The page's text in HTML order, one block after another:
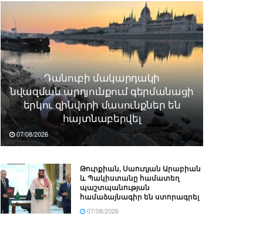
Դանուբի մակարդակի
նվազման արդյունքում գերմանացի
երկու զինվորի մասունքներ են
հայտնաբերվել
07/08/2026
Թուրքիան, Սաուդյան Արաբիան
և Պակիստանը համատեղ
պաշտպանության
համաձայնագիր են ստորագրել
07/08/2026